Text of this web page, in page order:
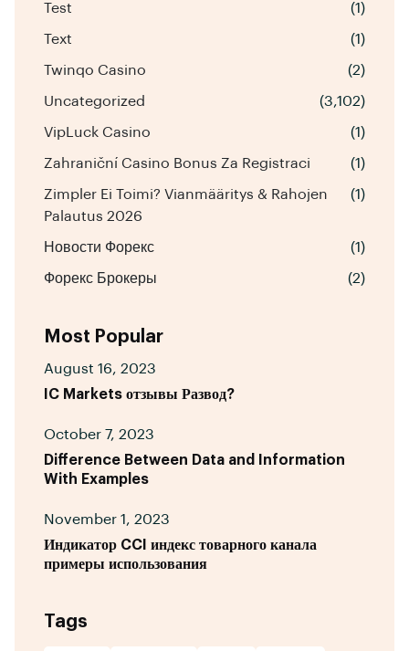
Test (1)
Text (1)
Twinqo Casino (2)
Uncategorized (3,102)
VipLuck Casino (1)
Zahraniční Casino Bonus Za Registraci (1)
Zimpler Ei Toimi? Vianmääritys & Rahojen
Palautus 2026
(1)
Новости Форекс (1)
Форекс Брокеры (2)
Most Popular
August 16, 2023
IC Markets отзывы Развод?
October 7, 2023
Difference Between Data and Information
With Examples
November 1, 2023
Индикатор CCI индекс товарного канала
примеры использования
Tags